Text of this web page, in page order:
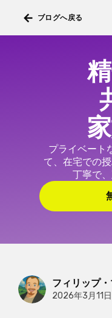
arrow_back ブログへ戻る
プライベート
て、在宅での
丁寧で
フィリップ
2026年3月11日